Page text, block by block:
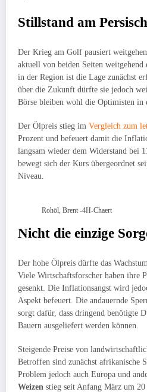
Stillstand am
Der Krieg am Golf pausiert
aktuell von beiden Seiten weitgehend
in der Region ist die Lage zunächst
über die Zukunft dürfte sie jedoch
Börse bleiben wohl die Optimisten in
Der Ölpreis stieg im Vergleich zum
Prozent und befeuert damit die
langsam wieder dem Widerstand bei
bewegt sich der Kurs übergeordnet
Niveau.
Rohöl, Brent -4H-Chaert
Nicht die einzige
Der hohe Ölpreis dürfte das
Viele Wirtschaftsforscher haben ihre
gesenkt. Die Inflationsangst wird
Aspekt befeuert. Die andauernde
sorgt dafür, dass dringend benötigte
Bauern ausgeliefert werden können.
Steigende Preise von
Betroffen sind zunächst afrikanische
Problem jedoch auch Europa und
Weizen stieg seit Anfang März um